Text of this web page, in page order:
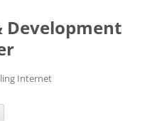
Development
Internet